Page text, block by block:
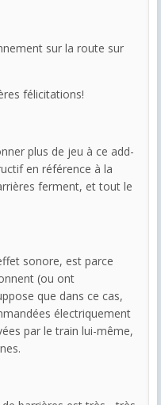
sur la route sur
félicitations!
plus de jeu à ce add-
en référence à la
ferment, et tout le
sonore, est parce
(ou ont
que dans ce cas,
électriquement
par le train lui-même,